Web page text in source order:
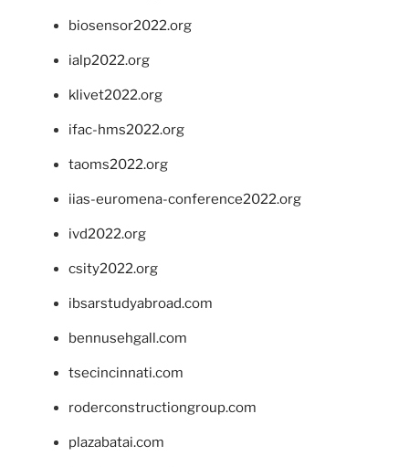
biosensor2022.org
ialp2022.org
klivet2022.org
ifac-hms2022.org
taoms2022.org
iias-euromena-conference2022.org
ivd2022.org
csity2022.org
ibsarstudyabroad.com
bennusehgall.com
tsecincinnati.com
roderconstructiongroup.com
plazabatai.com